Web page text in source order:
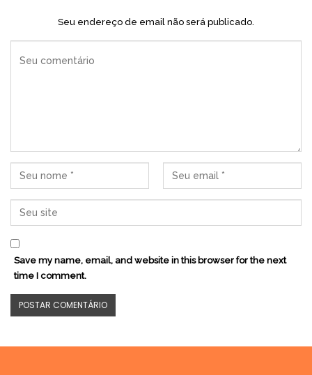
Seu endereço de email não será publicado.
Save my name, email, and website in this browser for the next
time I comment.